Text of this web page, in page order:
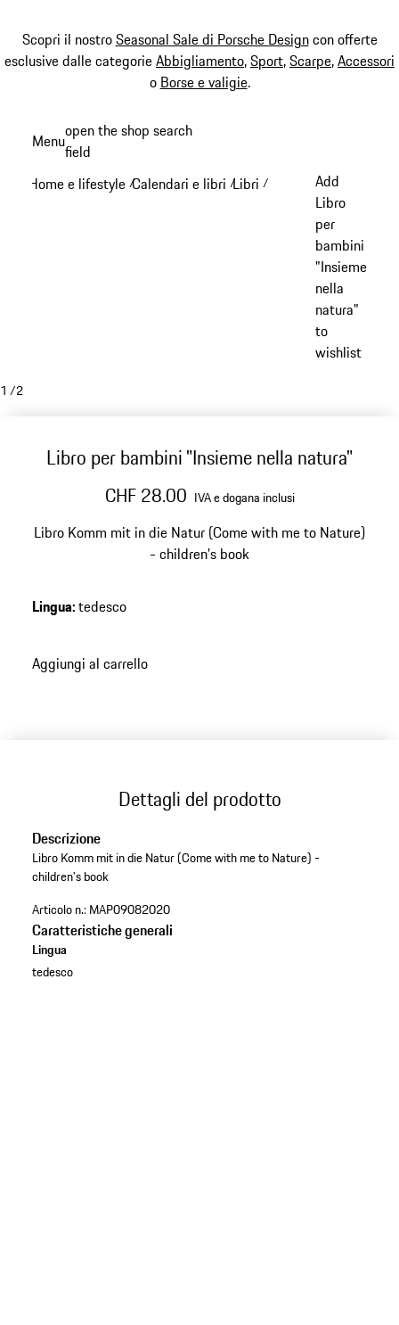
Scopri il nostroSeasonal Sale di Porsche Designcon offerte
esclusive dalle categorieAbbigliamento,Sport,Scarpe,Accessori
o Borse e valigie.
principale
Menuopen the shop search
field
Home e lifestyle /Calendari e libri /Libri /
Add
Libro
per
bambini
"Insieme
nella
natura"
to
wishlist
1 /2
Libro per bambini "Insieme nella natura"
CHF 28.00 IVA e dogana inclusi
Libro Komm mit in die Natur (Come with me to Nature)
- children's book
Lingua:tedesco
Aggiungi al carrello
Dettagli del prodotto
Descrizione
Libro Komm mit in die Natur (Come with me to Nature) -
children's book
Articolo n.: MAP09082020
Caratteristiche generali
Lingua
tedesco